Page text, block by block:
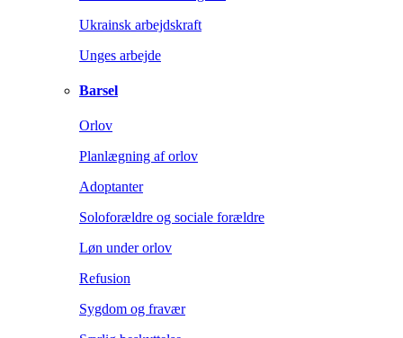
Ukrainsk arbejdskraft
Unges arbejde
Barsel
Orlov
Planlægning af orlov
Adoptanter
Soloforældre og sociale forældre
Løn under orlov
Refusion
Sygdom og fravær